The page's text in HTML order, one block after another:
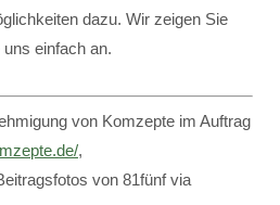
dazu. Wir zeigen Sie
einfach an.
von Komzepte im Auftrag
,
von 81fünf via